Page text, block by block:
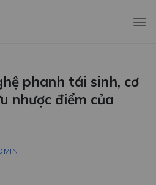
phanh tái sinh, cơ
nhược điểm của